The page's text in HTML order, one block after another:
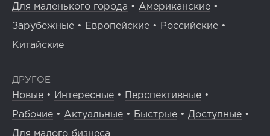
Для маленького города • Американские •
Зарубежные • Европейские • Российские •
Китайские
ДРУГОЕ
Новые • Интересные • Перспективные •
Рабочие • Актуальные • Быстрые • Доступные •
Для малого бизнеса